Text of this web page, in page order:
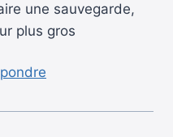
une sauvegarde,
plus gros